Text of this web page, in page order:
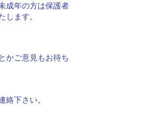
成年の方は保護者
します。
かご意見もお待ち
絡下さい。